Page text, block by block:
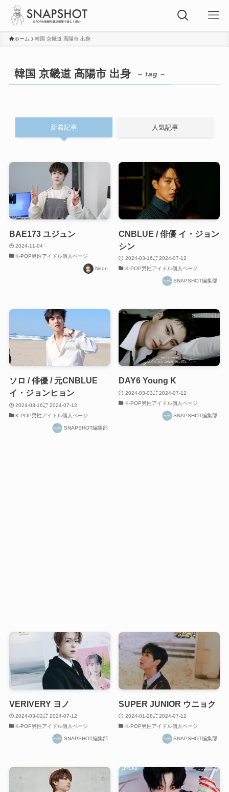
ホーム 韓国 京畿道 高陽市 出身
韓国 京畿道 高陽市 出身 – tag –
新着記事 人気記事
BAE173 ユジュン
2024-11-04
K-POP男性アイドル個人ページ
Neon
CNBLUE / 俳優 イ・ジョン
シン
2024-03-16
2024-07-12
K-POP男性アイドル個人ページ
SNAPSHOT編集部
ソロ / 俳優 / 元CNBLUE
イ・ジョンヒョン
2024-03-16
2024-07-12
K-POP男性アイドル個人ページ
SNAPSHOT編集部
DAY6 Young K
2024-03-03
2024-07-12
K-POP男性アイドル個人ページ
SNAPSHOT編集部
VERIVERY ヨノ
2024-03-02
2024-07-12
K-POP男性アイドル個人ページ
SNAPSHOT編集部
SUPER JUNIOR ウニョク
2024-01-28
2024-07-12
K-POP男性アイドル個人ページ
SNAPSHOT編集部